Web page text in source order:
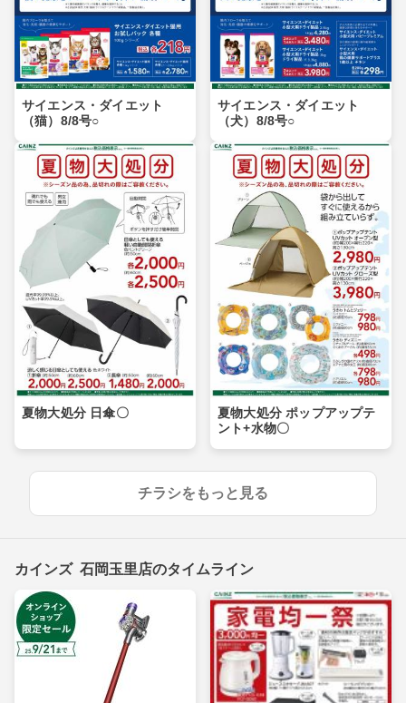
サイエンス・ダイエット
（猫）8/8号○
サイエンス・ダイエット
（犬）8/8号○
夏物大処分 日傘〇
夏物大処分 ポップアップテ
ント+水物〇
チラシをもっと見る
カインズ 石岡玉里店のタイムライン